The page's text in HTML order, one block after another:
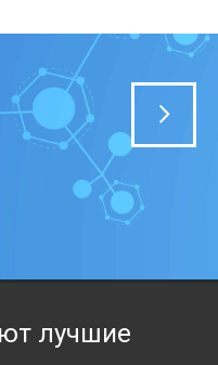
лучшие